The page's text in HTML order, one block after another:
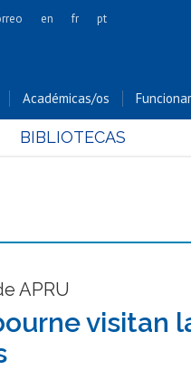
Cs. Forestales y Conservación
Cs. Sociales
Estudios Internacionales
en fr pt
Académicas/os
BIBLIOTECAS
APRU
visitan